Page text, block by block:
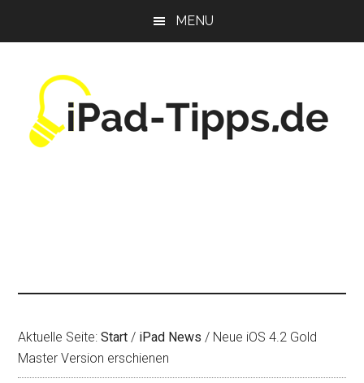
MENU
Aktuelle Seite:Start / iPad News / Neue iOS 4.2 Gold
Master Version erschienen